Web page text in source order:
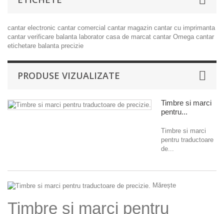
cantar electronic cantar comercial cantar magazin cantar cu imprimanta
cantar verificare balanta laborator casa de marcat cantar Omega cantar
etichetare balanta precizie
PRODUSE VIZUALIZATE
Timbre si marci
pentru...
Timbre si marci
pentru traductoare
de...
Mărește
Timbre si marci pentru